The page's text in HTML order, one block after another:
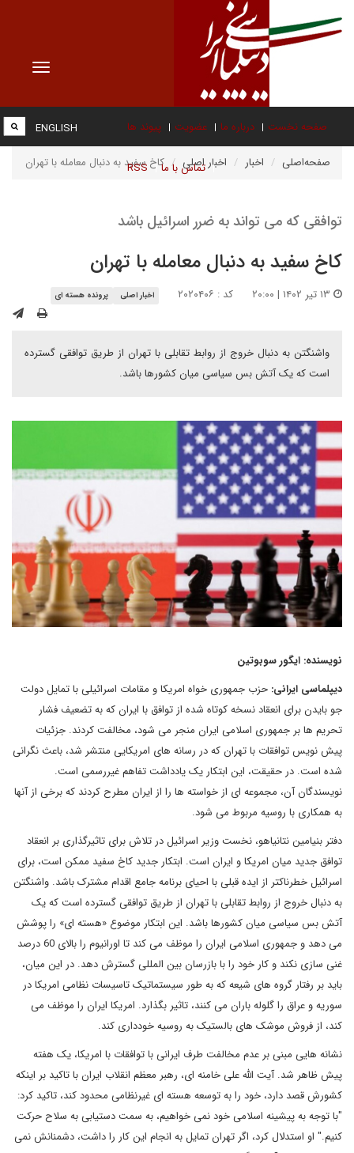
Toggle
صفحه نخست درباره ما عضویت پیوند ها
تماس با ما RSS
ENGLISH
صفحه‌اصلی اخبار اخبار اصلی کاخ سفید به دنبال معامله با تهران
توافقی که می تواند به ضرر اسرائیل باشد
کاخ سفید به دنبال معامله با تهران
کد : ۲۰۲۰۴۰۶ اخبار اصلی پرونده هسته ای
واشنگتن به دنبال خروج از روابط تقابلی با تهران از طریق توافقی گسترده
است که یک آتش بس سیاسی میان کشورها باشد.
نویسنده: ایگور سوبوتین
دیپلماسی ایرانی: حزب جمهوری خواه امریکا و مقامات اسرائیلی با تمایل دولت
جو بایدن برای انعقاد نسخه کوتاه شده از توافق با ایران که به تضعیف فشار
تحریم ها بر جمهوری اسلامی ایران منجر می شود، مخالفت کردند. جزئیات
پیش نویس توافقات با تهران که در رسانه های امریکایی منتشر شد، باعث نگرانی
شده است. در حقیقت، این ابتکار یک یادداشت تفاهم غیررسمی است.
نویسندگان آن، مجموعه ای از خواسته ها را از ایران مطرح کردند که برخی از آنها
به همکاری با روسیه مربوط می شود.
دفتر بنیامین نتانیاهو، نخست وزیر اسرائیل در تلاش برای تاثیرگذاری بر انعقاد
توافق جدید میان امریکا و ایران است. ابتکار جدید کاخ سفید ممکن است، برای
اسرائیل خطرناکتر از ایده قبلی با احیای برنامه جامع اقدام مشترک باشد. واشنگتن
به دنبال خروج از روابط تقابلی با تهران از طریق توافقی گسترده است که یک
آتش بس سیاسی میان کشورها باشد. این ابتکار موضوع «هسته ای» را پوشش
می دهد و جمهوری اسلامی ایران را موظف می کند تا اورانیوم را بالای 60 درصد
غنی سازی نکند و کار خود را با بازرسان بین المللی گسترش دهد. در این میان،
باید بر رفتار گروه های شیعه که به طور سیستماتیک تاسیسات نظامی امریکا در
سوریه و عراق را گلوله باران می کنند، تاثیر بگذارد. امریکا ایران را موظف می
کند، از فروش موشک های بالستیک به روسیه خودداری کند.
نشانه هایی مبنی بر عدم مخالفت طرف ایرانی با توافقات با امریکا، یک هفته
پیش ظاهر شد. آیت الله علی خامنه ای، رهبر معظم انقلاب ایران با تاکید بر اینکه
کشورش قصد دارد، خود را به توسعه هسته ای غیرنظامی محدود کند، تاکید کرد:
"با توجه به پیشینه اسلامی خود نمی خواهیم، به سمت دستیابی به سلاح حرکت
کنیم." او استدلال کرد، اگر تهران تمایل به انجام این کار را داشت، دشمنانش نمی